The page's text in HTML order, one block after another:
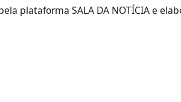
plataforma SALA DA NOTÍCIA e